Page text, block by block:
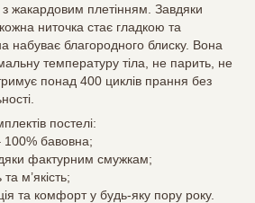
з жакардовим плетінням. Завдяки
ниточка стає гладкою та
набуває благородного блиску. Вона
температуру тіла, не парить, не
понад 400 циклів прання без
постелі:
100% бавовна;
фактурним смужкам;
та м’якість;
та комфорт у будь-яку пору року.